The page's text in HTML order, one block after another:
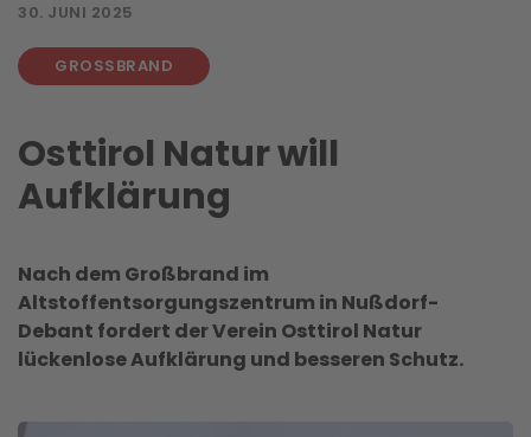
30. JUNI 2025
GROSSBRAND
Osttirol Natur will
Aufklärung
Nach dem Großbrand im
Altstoffentsorgungszentrum in Nußdorf-
Debant fordert der Verein Osttirol Natur
lückenlose Aufklärung und besseren Schutz.